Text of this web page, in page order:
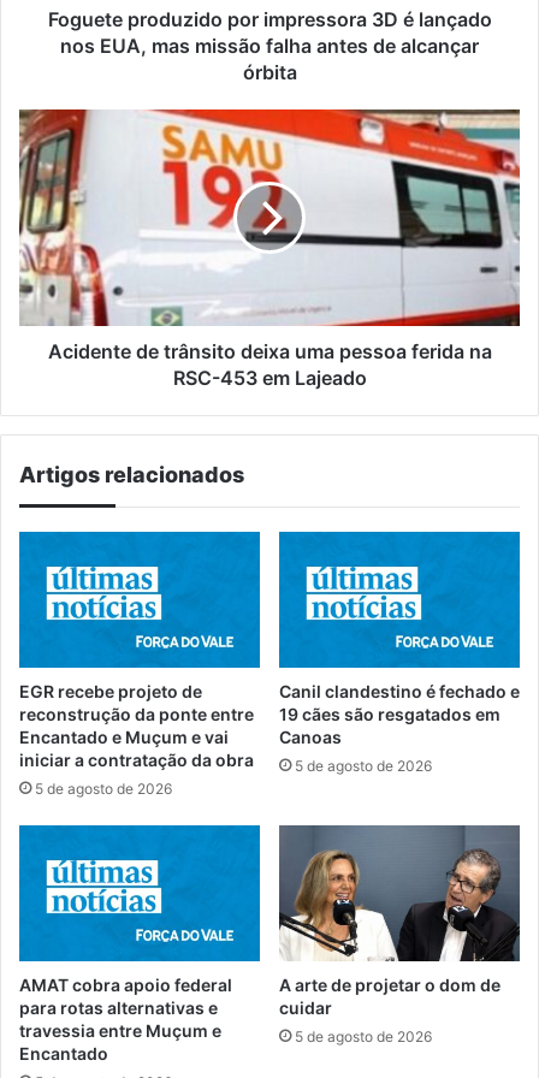
missão
de
alcançar
órbita
Foguete produzido por impressora 3D é lançado
nos EUA, mas missão falha antes de alcançar
órbita
Acidente
de
trânsito
deixa
uma
pessoa
ferida
na
RSC-
Acidente de trânsito deixa uma pessoa ferida na
RSC-453 em Lajeado
Artigos relacionados
EGR recebe projeto de
reconstrução da ponte entre
Encantado e Muçum e vai
iniciar a contratação da obra
5 de agosto de 2026
Canil clandestino é fechado e
19 cães são resgatados em
Canoas
5 de agosto de 2026
AMAT cobra apoio federal
para rotas alternativas e
travessia entre Muçum e
Encantado
A arte de projetar o dom de
cuidar
5 de agosto de 2026